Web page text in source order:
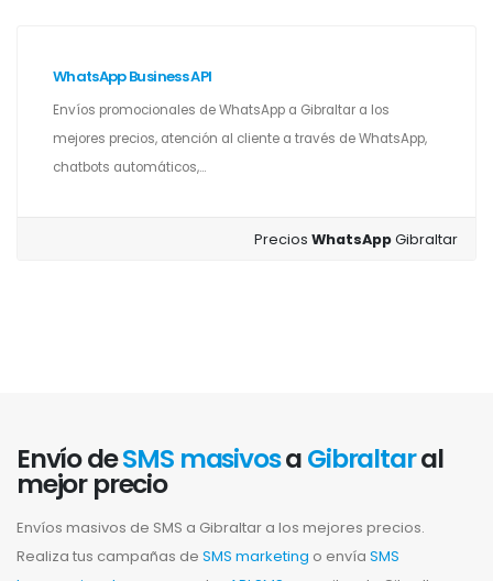
WhatsApp Business API
Envíos promocionales de WhatsApp a Gibraltar a los
mejores precios, atención al cliente a través de WhatsApp,
chatbots automáticos,...
PreciosWhatsAppGibraltar
Envío deSMS masivosaGibraltaral
mejor precio
Envíos masivos de SMS a Gibraltar a los mejores precios.
Realiza tus campañas de SMS marketing o envía SMS